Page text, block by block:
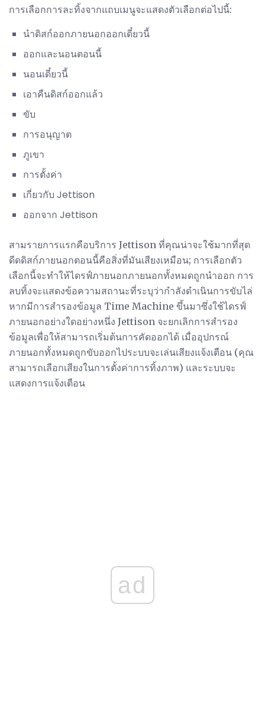
การเลือกการละทิ้งจากแถบเมนูจะแสดงตัวเลือกต่อไปนี้:
นำดิสก์ออกภายนอกออกเดี๋ยวนี้
ออกและนอนตอนนี้
นอนเดี๋ยวนี้
เอาคืนดิสก์ออกแล้ว
ขับ
การอนุญาต
ภูเขา
การตั้งค่า
เกี่ยวกับ Jettison
ออกจาก Jettison
สามรายการแรกคือบริการ Jettison ที่คุณน่าจะใช้มากที่สุด
ดีดดิสก์ภายนอกตอนนี้คือสิ่งที่มันเสียงเหมือน; การเลือกตัว
เลือกนี้จะทำให้ไดรฟ์ภายนอกภายนอกทั้งหมดถูกนำออก การ
ลบทิ้งจะแสดงข้อความสถานะที่ระบุว่ากำลังดำเนินการขับไล่
หากมีการสำรองข้อมูล Time Machine ขึ้นมาซึ่งใช้ไดรฟ์
ภายนอกอย่างใดอย่างหนึ่ง Jettison จะยกเลิกการสำรอง
ข้อมูลเพื่อให้สามารถเริ่มต้นการคัดออกได้ เมื่ออุปกรณ์
ภายนอกทั้งหมดถูกขับออกไประบบจะเล่นเสียงแจ้งเตือน (คุณ
สามารถเลือกเสียงในการตั้งค่าการทิ้งภาพ) และระบบจะ
แสดงการแจ้งเตือน
ad